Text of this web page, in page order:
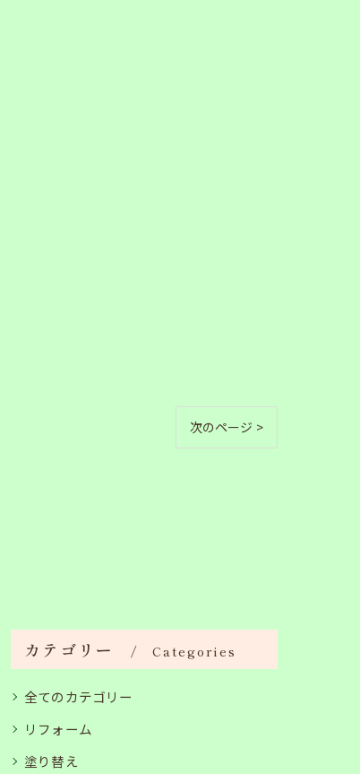
次のページ >
カテゴリー Categories
全てのカテゴリー
リフォーム
塗り替え